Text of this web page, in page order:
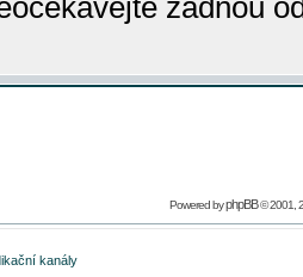
žádnou
Powered byphpBB© 2001,
kanály